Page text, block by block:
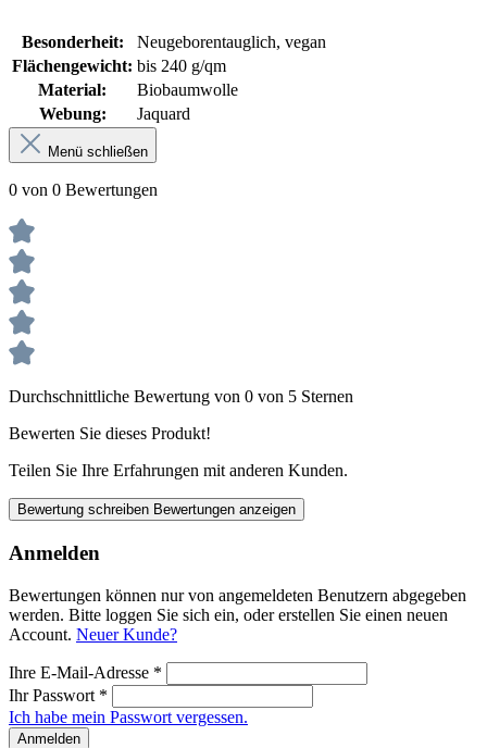
Besonderheit:
Neugeborentauglich, vegan
Flächengewicht: bis 240 g/qm
Material:
Biobaumwolle
Webung:
Jaquard
Menü schließen
0 von 0 Bewertungen
Durchschnittliche Bewertung von 0 von 5 Sternen
Bewerten Sie dieses Produkt!
Teilen Sie Ihre Erfahrungen mit anderen Kunden.
Bewertung schreiben Bewertungen anzeigen
Anmelden
Bewertungen können nur von angemeldeten Benutzern abgegeben
werden. Bitte loggen Sie sich ein, oder erstellen Sie einen neuen
Account. Neuer Kunde?
Ihre E-Mail-Adresse *
Ihr Passwort *
Ich habe mein Passwort vergessen.
Anmelden